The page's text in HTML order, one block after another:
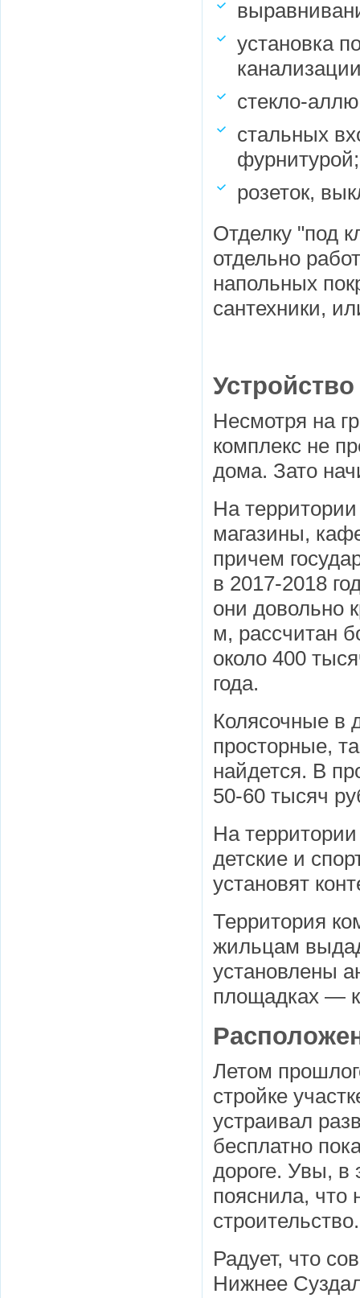
установка
стекло-
стальных
фурнитурой;
розеток,
Отделку "под
отдельно
напольных
сантехники,
Несмотря на
комплекс не
дома. Зато
На
магазины,
причем
в 2017-2018
они довольно
м, рассчитан
около 400
года.
Колясочные в
просторные,
найдется. В
50-60 тысяч
На
детские и
установят
Территория
жильцам
установлены
площадках —
Летом
стройке
устраивал
бесплатно
дороге. Увы, в
пояснила, что
строительство.
Радует, что
Нижнее